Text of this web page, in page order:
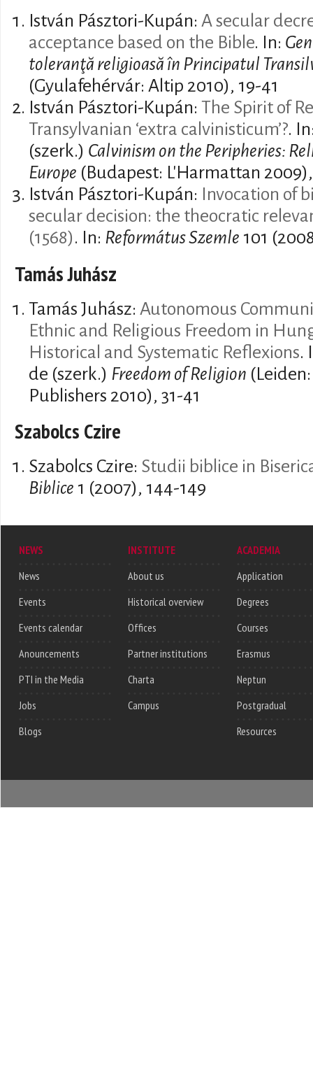
István Pásztori-Kupán: A secular
acceptance based on the Bible. In:
toleranţă religioasă în Principatul
(Gyulafehérvár: Altip 2010), 19-41
István Pásztori-Kupán: The Spirit of
Transylvanian ‘extra calvinisticum’?.
(szerk.) Calvinism on the Peripheries:
Europe (Budapest: L'Harmattan 2009),
István Pásztori-Kupán:
Invocation of
secular decision: the theocratic
(1568). In: Református Szemle 101
Tamás Juhász
Tamás Juhász: Autonomous
Ethnic and Religious Freedom in
Historical and Systematic Reflexions.
de (szerk.) Freedom of Religion
Publishers 2010), 31-41
Szabolcs Czire
Szabolcs Czire: Studii biblice in
Biblice 1 (2007), 144-149
NEWS
News
Events
Events calendar
Anouncements
PTI in the Media
Jobs
Blogs
INSTITUTE
About us
Historical overview
Offices
Partner institutions
Charta
Campus
ACADEMIA
Application
Degrees
Courses
Erasmus
Neptun
Postgradual
Resources